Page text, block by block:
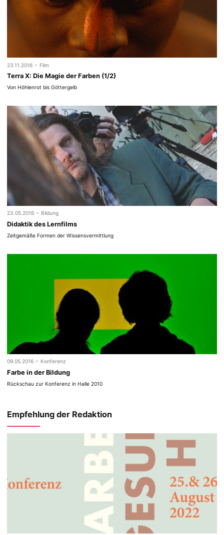
23.11.2016 - Film
Terra X: Die Magie der Farben (1/2)
Von Höhlenrot bis Göttergelb
23.05.2016 - Bildung
Didak­tik des Lern­films
Zeit­ge­mäße For­men der Wissensvermittlung
09.05.2016 - Konferenz
Farbe in der Bildung
Rückschau zur Konferenz in Halle 2010
Empfehlung der Redaktion